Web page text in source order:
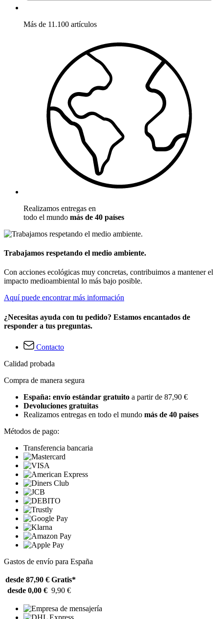
Más de 11.100 artículos
Realizamos entregas en
todo el mundo más de 40 países
Trabajamos respetando el medio ambiente.
Con acciones ecológicas muy concretas, contribuimos a mantener el
impacto medioambiental lo más bajo posible.
Aquí puede encontrar más información
¿Necesitas ayuda con tu pedido? Estamos encantados de
responder a tus preguntas.
Contacto
Calidad probada
Compra de manera segura
España: envío estándar gratuito a partir de 87,90 €
Devoluciones gratuitas
Realizamos entregas en todo el mundo más de 40 países
Métodos de pago:
Transferencia bancaria
Gastos de envío para España
desde 87,90 € Gratis*
desde 0,00 € 9,90 €